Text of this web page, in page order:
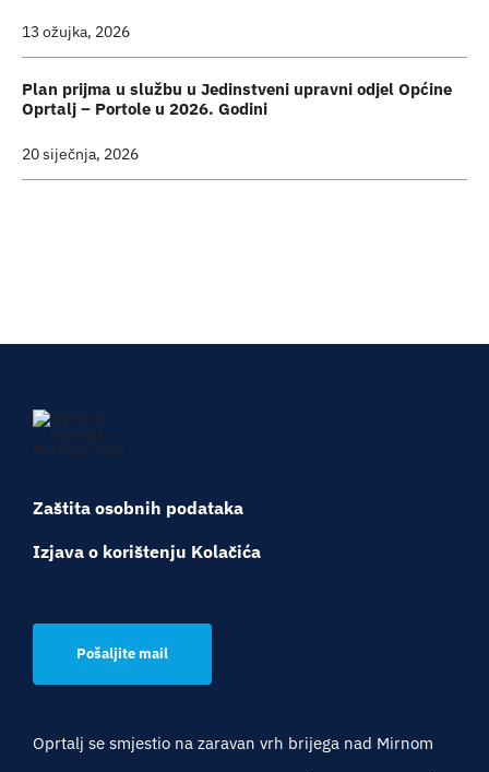
13 ožujka, 2026
Plan prijma u službu u Jedinstveni upravni odjel Općine
Oprtalj – Portole u 2026. Godini
20 siječnja, 2026
Zaštita osobnih podataka
Izjava o korištenju Kolačića
Pošaljite mail
Oprtalj se smjestio na zaravan vrh brijega nad Mirnom